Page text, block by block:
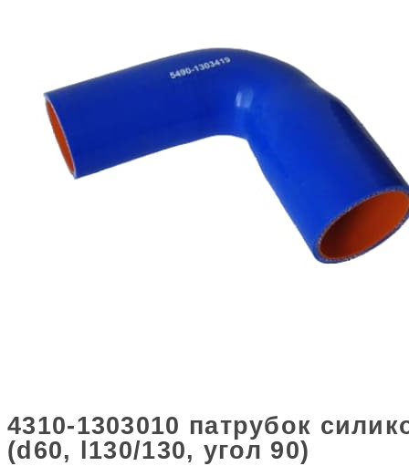
4310-1303010 патрубок
(d60, l130/130, угол 90)